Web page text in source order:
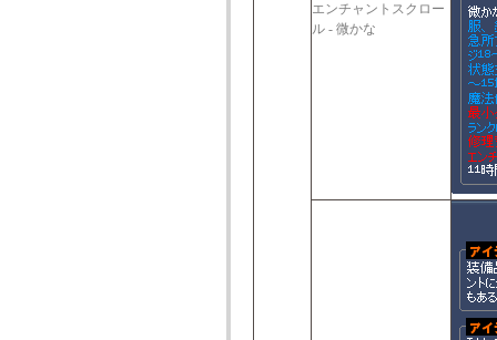
エンチャントスクロー
ル - 微かな